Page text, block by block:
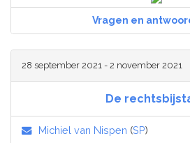
Vragen en
28 september 2021 - 2 november 2021
De
Michiel van Nispen (SP)